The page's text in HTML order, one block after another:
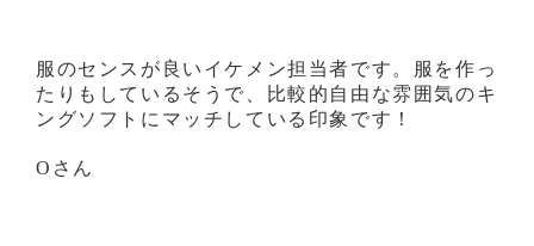
服のセンスが良いイケメン担当者です。服を作っ
たりもしているそうで、比較的自由な雰囲気のキ
ングソフトにマッチしている印象です！
Oさん